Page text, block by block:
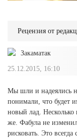
Рецензия от
Закаматак
25.12.2015, 16:10
Мы шли и надеялись
понимали, что будет
новый лад. Несколько
же. Фабула не
рисковать. Это